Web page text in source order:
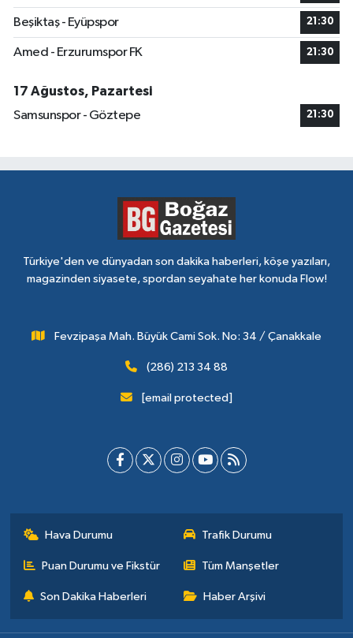
Beşiktaş - Eyüpspor 21:30
Amed - Erzurumspor FK 21:30
17 Ağustos, Pazartesi
Samsunspor - Göztepe
21:30
Türkiye'den ve dünyadan son dakika haberleri, köşe yazıları,
magazinden siyasete, spordan seyahate her konuda Flow!
Fevzipaşa Mah. Büyük Cami Sok. No: 34 / Çanakkale
(286) 213 34 88
[email protected]
Hava Durumu Trafik Durumu
Puan Durumu ve Fikstür Tüm Manşetler
Son Dakika Haberleri Haber Arşivi